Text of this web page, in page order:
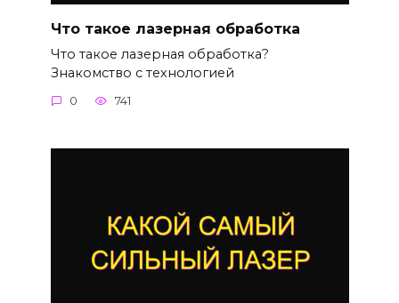
Что такое лазерная обработка
Что такое лазерная обработка?
Знакомство с технологией
0 741